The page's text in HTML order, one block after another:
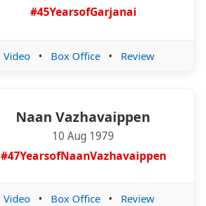
#45YearsofGarjanai
Video • Box Office • Review
Naan Vazhavaippen
10 Aug 1979
#47YearsofNaanVazhavaippen
Video • Box Office • Review